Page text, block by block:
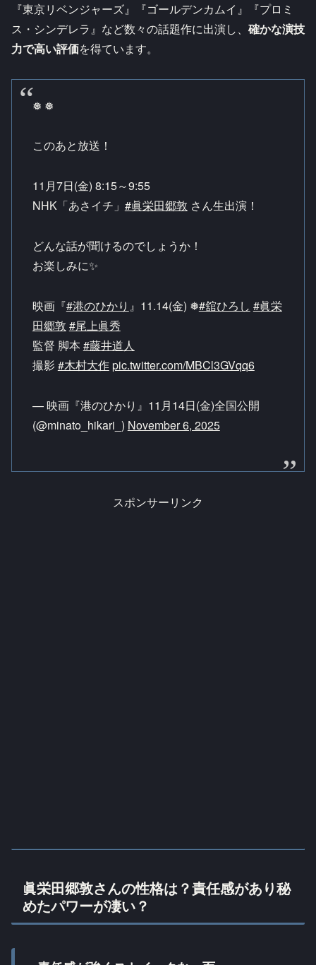
『東京リベンジャーズ』『ゴールデンカムイ』『プロミ
ス・シンデレラ』など数々の話題作に出演し、 確かな演技
力で高い評価を得ています。​
❅ ❅
このあと放送！
11月7日(金) 8:15～9:55
NHK「あさイチ」 #眞栄田郷敦 さん生出演！
どんな話が聞けるのでしょうか！
お楽しみに✨
映画『#港のひかり 』11.14(金) ❅#舘ひろし #眞栄
田郷敦 #尾上眞秀
監督 脚本 #藤井道人
撮影#木村大作pic.twitter.com/MBCl3GVqq6
— 映画『港のひかり』11月14日(金)全国公開
(@minato_hikari_) November 6, 2025
スポンサーリンク
眞栄田郷敦さんの性格は？責任感があり秘
めたパワーが凄い？